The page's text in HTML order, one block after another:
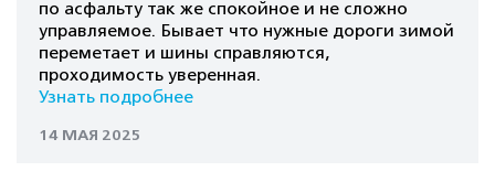
по асфальту так же спокойное и не сложно
управляемое. Бывает что нужные дороги зимой
переметает и шины справляются,
проходимость уверенная.
Узнать подробнее
14 МАЯ 2025